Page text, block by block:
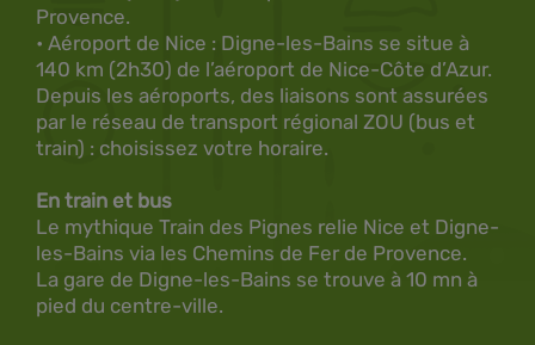
Provence.
• Aéroport de Nice : Digne-les-Bains se situe à
140 km (2h30) de l’aéroport de Nice-Côte d’Azur.
Depuis les aéroports, des liaisons sont assurées
par le réseau de transport régional ZOU (bus et
train) : choisissez votre horaire.
En train et bus
Le mythique Train des Pignes relie Nice et Digne-
les-Bains via les Chemins de Fer de Provence.
La gare de Digne-les-Bains se trouve à 10 mn à
pied du centre-ville.